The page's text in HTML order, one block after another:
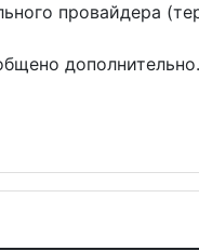
провайдера
дополнительно.